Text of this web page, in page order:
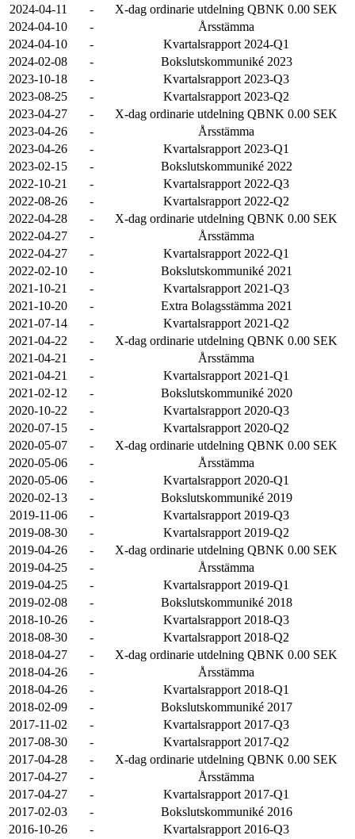
2024-04-11 -
X-dag ordinarie utdelning QBNK 0.00 SEK
2024-04-10
-
Årsstämma
2024-04-10
-
Kvartalsrapport 2024-Q1
2024-02-08
-
Bokslutskommuniké 2023
2023-10-18
-
Kvartalsrapport 2023-Q3
2023-08-25
-
Kvartalsrapport 2023-Q2
2023-04-27
-
X-dag ordinarie utdelning QBNK 0.00 SEK
2023-04-26
-
Årsstämma
2023-04-26
-
Kvartalsrapport 2023-Q1
2023-02-15
-
Bokslutskommuniké 2022
2022-10-21
-
Kvartalsrapport 2022-Q3
2022-08-26
-
Kvartalsrapport 2022-Q2
2022-04-28
-
X-dag ordinarie utdelning QBNK 0.00 SEK
2022-04-27
-
Årsstämma
2022-04-27
-
Kvartalsrapport 2022-Q1
2022-02-10
-
Bokslutskommuniké 2021
2021-10-21
-
Kvartalsrapport 2021-Q3
2021-10-20
-
Extra Bolagsstämma 2021
2021-07-14
-
Kvartalsrapport 2021-Q2
2021-04-22
-
X-dag ordinarie utdelning QBNK 0.00 SEK
2021-04-21
-
Årsstämma
2021-04-21
-
Kvartalsrapport 2021-Q1
2021-02-12
-
Bokslutskommuniké 2020
2020-10-22
-
Kvartalsrapport 2020-Q3
2020-07-15
-
Kvartalsrapport 2020-Q2
2020-05-07
-
X-dag ordinarie utdelning QBNK 0.00 SEK
2020-05-06
-
Årsstämma
2020-05-06
-
Kvartalsrapport 2020-Q1
2020-02-13
-
Bokslutskommuniké 2019
2019-11-06
-
Kvartalsrapport 2019-Q3
2019-08-30
-
Kvartalsrapport 2019-Q2
2019-04-26
-
X-dag ordinarie utdelning QBNK 0.00 SEK
2019-04-25
-
Årsstämma
2019-04-25
-
Kvartalsrapport 2019-Q1
2019-02-08
-
Bokslutskommuniké 2018
2018-10-26
-
Kvartalsrapport 2018-Q3
2018-08-30
-
Kvartalsrapport 2018-Q2
2018-04-27
-
X-dag ordinarie utdelning QBNK 0.00 SEK
2018-04-26
-
Årsstämma
2018-04-26
-
Kvartalsrapport 2018-Q1
2018-02-09
-
Bokslutskommuniké 2017
2017-11-02
-
Kvartalsrapport 2017-Q3
2017-08-30
-
Kvartalsrapport 2017-Q2
2017-04-28
-
X-dag ordinarie utdelning QBNK 0.00 SEK
2017-04-27
-
Årsstämma
2017-04-27
-
Kvartalsrapport 2017-Q1
2017-02-03
-
Bokslutskommuniké 2016
2016-10-26
-
Kvartalsrapport 2016-Q3